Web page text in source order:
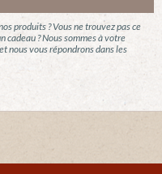
produits ? Vous ne trouvez pas ce
cadeau ? Nous sommes à votre
nous vous répondrons dans les